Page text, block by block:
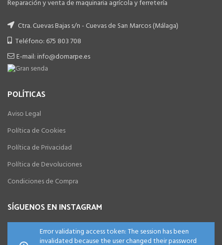
Reparación y venta de maquinaria agrícola y ferretería
Ctra. Cuevas Bajas s/n - Cuevas de San Marcos (Málaga)
Teléfono: 675 803 708
E-mail: info@domarpe.es
POLÍTICAS
Aviso Legal
Política de Cookies
Política de Privacidad
Política de Devoluciones
Condiciones de Compra
SÍGUENOS EN INSTAGRAM
Error validating access token: The session has been
invalidated because the user changed their password